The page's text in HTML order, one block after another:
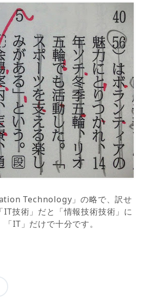
Technology」の略で、訳せ
IT技術」だと「情報技術技術」に
IT」だけで十分です。